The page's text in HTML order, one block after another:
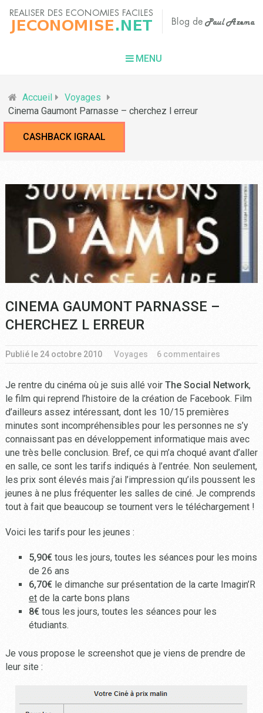
MENU
Accueil
Voyages
Cinema Gaumont Parnasse – cherchez l erreur
CASHBACK IGRAAL
CINEMA GAUMONT PARNASSE –
CHERCHEZ L ERREUR
Publié le 24 octobre 2010 Voyages 6 commentaires
Je rentre du cinéma où je suis allé voir The Social Network,
le film qui reprend l’histoire de la création de Facebook. Film
d’ailleurs assez intéressant, dont les 10/15 premières
minutes sont incompréhensibles pour les personnes ne s’y
connaissant pas en développement informatique mais avec
une très belle conclusion. Bref, ce qui m’a choqué avant d’aller
en salle, ce sont les tarifs indiqués à l’entrée. Non seulement,
les prix sont élevés mais j’ai l’impression qu’ils poussent les
jeunes à ne plus fréquenter les salles de ciné. Je comprends
tout à fait que beaucoup se tournent vers le téléchargement !
Voici les tarifs pour les jeunes :
5,90€tous les jours, toutes les séances pour les moins
de 26 ans
6,70€le dimanche sur présentation de la carte Imagin’R
etde la carte bons plans
8€tous les jours, toutes les séances pour les
étudiants.
Je vous propose le screenshot que je viens de prendre de
leur site :